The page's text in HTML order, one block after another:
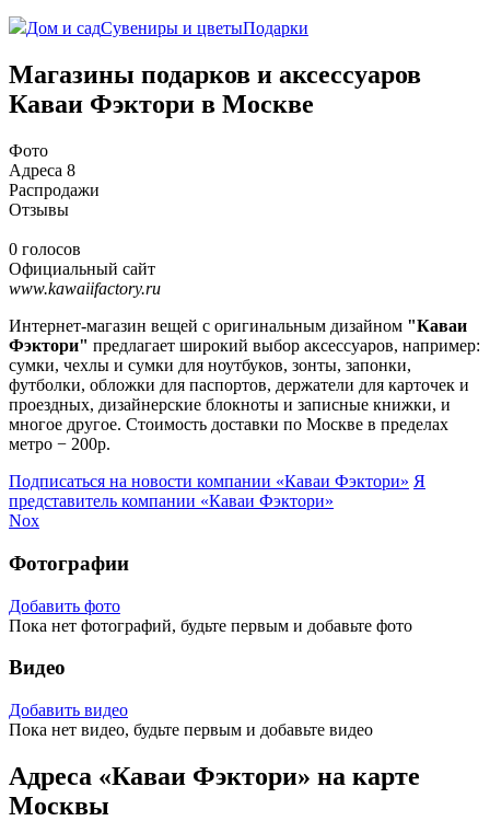
Дом и садСувениры и цветыПодарки
Магазины подарков и аксессуаров
Каваи Фэктори в Москве
Фото
Адреса 8
Распродажи
Отзывы
0 голосов
Официальный сайт
www.kawaiifactory.ru
Интернет-магазин вещей с оригинальным дизайном "Каваи
Фэктори" предлагает широкий выбор аксессуаров, например:
сумки, чехлы и сумки для ноутбуков, зонты, запонки,
футболки, обложки для паспортов, держатели для карточек и
проездных, дизайнерские блокноты и записные книжки, и
многое другое. Стоимость доставки по Москве в пределах
метро − 200р.
Подписаться на новости компании «Каваи Фэктори» Я
представитель компании «Каваи Фэктори»
Nox
Фотографии
Добавить фото
Пока нет фотографий, будьте первым и добавьте фото
Видео
Добавить видео
Пока нет видео, будьте первым и добавьте видео
Адреса «Каваи Фэктори» на карте
Москвы